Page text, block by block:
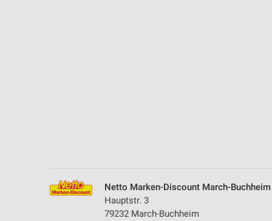
Netto Marken-Discount March-Buchheim
Hauptstr. 3
79232 March-Buchheim
Notwendig